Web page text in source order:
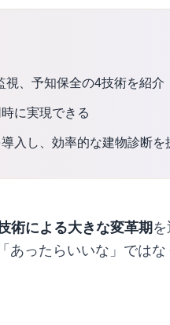
視、予知保全の4技術を紹介
に実現できる
入し、効率的な建物診断を
術による大きな変革期
あったらいいな」では